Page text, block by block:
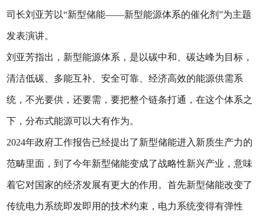
司长刘亚芳以“新型储能——新型能源体系的催化剂”为主题
发表演讲。
刘亚芳指出，新型能源体系，是以碳中和、碳达峰为目标，
清洁低碳、多能互补、安全可靠、经济高效的能源供需系
统，不光要供，还要需，要把整个链条打通，在这个体系之
下，分布式能源可以大有作为。
2024年政府工作报告已经提出了新型储能进入新质生产力的
范畴里面，到了今年新型储能变成了战略性新兴产业，意味
着它对国家的经济发展有更大的作用。首先新型储能改变了
传统电力系统即发即用的技术约束，电力系统变得有弹性